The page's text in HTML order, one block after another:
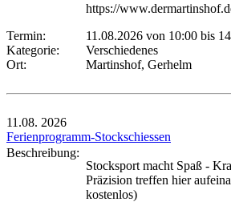
https://
Termin:
11.08.2026 von 10:00 bis
Kategorie:
Verschiedenes
Ort:
Martinshof, Gerhelm
11.08. 2026
Ferienprogramm-Stockschiessen
Beschreibung:
Stocksport macht Spaß -
Präzision treffen hier
kostenlos)